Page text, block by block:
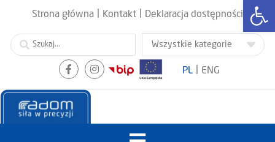
Strona główna Kontakt Deklaracja dostępności
PL ENG